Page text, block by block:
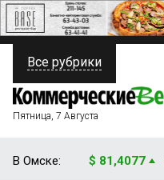
ПОЛИТИКА
ФИНАНСЫ
Все рубрики
Пятница, 7 Августа
В Омске: $ 81,4077